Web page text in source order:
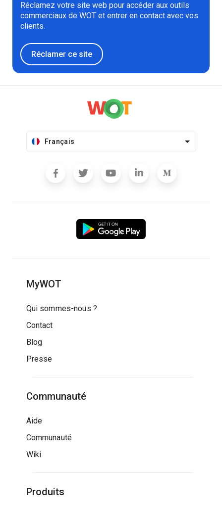
Réclamez votre site web pour accéder aux outils
commerciaux de WOT et entrer en contact avec vos
clients.
Réclamer ce site
Français
MyWOT
Qui sommes-nous ?
Contact
Blog
Presse
Communauté
Aide
Communauté
Wiki
Produits